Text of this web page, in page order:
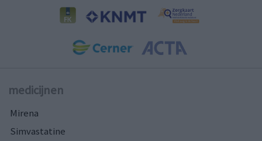
medicijnen
Mirena
Simvastatine